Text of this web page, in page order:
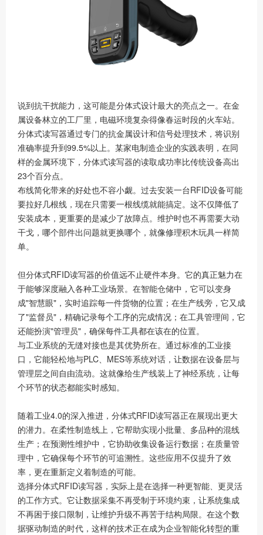
说到抗干扰能力，这可能是分体式设计最大的亮点之一。在金
属设备林立的工厂里，电磁环境复杂得像春运时段的火车站。
分体式读写器通过专门的抗金属设计和信号处理技术，将识别
准确率提升到99.5%以上。某家电制造企业的实践表明，在同
样的金属环境下，分体式读写器的读取成功率比传统设备高出
23个百分点。
布线简化带来的好处也不容小觑。过去安装一台RFID设备可能
要拉好几根线，现在只需要一根线缆就能搞定。这不仅降低了
安装成本，更重要的是减少了故障点。维护时也不再需要大动
干戈，哪个部件出问题就更换哪个，就像修理积木玩具一样简
单。
但分体式RFID读写器的价值远不止硬件本身。它的真正魅力在
于能够深度融入各种工业场景。在智能仓储中，它可以变身
成"智慧眼"，实时追踪每一件货物的位置；在生产线旁，它又成
了"监督员"，精确记录每个工序的完成情况；在工具管理间，它
还能扮演"管理员"，确保每件工具都在该在的位置。
与工业系统的无缝对接也是其优势所在。通过标准的工业接
口，它能轻松地与PLC、MES等系统对话，让数据在设备层与
管理层之间自由流动。这就像给生产线装上了神经系统，让每
个环节的状态都能实时感知。
随着工业4.0的深入推进，分体式RFID读写器正在展现出更大
的潜力。在柔性制造线上，它帮助实现小批量、多品种的混线
生产；在预测性维护中，它协助收集设备运行数据；在质量管
理中，它确保每个环节的可追溯性。这些应用不仅提升了效
率，更在重新定义着制造的可能。
选择分体式RFID读写器，实际上是在选择一种更智能、更灵活
的工作方式。它让数据采集不再受制于环境约束，让系统集成
不再困于接口限制，让维护升级不再苦于结构局限。在这个数
据驱动制造的时代，这样的技术正在成为企业智能化转型的重